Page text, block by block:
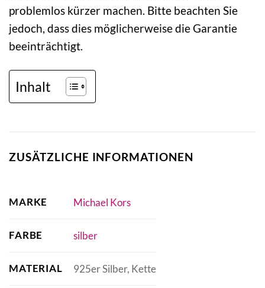
problemlos kürzer machen. Bitte beachten Sie
jedoch, dass dies möglicherweise die Garantie
beeinträchtigt.
Inhalt
ZUSÄTZLICHE INFORMATIONEN
MARKE Michael Kors
FARBE silber
MATERIAL 925er Silber, Kette